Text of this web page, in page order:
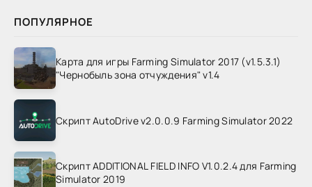
ПОПУЛЯРНОЕ
Карта для игры Farming Simulator 2017 (v1.5.3.1)
"Чернобыль зона отчуждения" v1.4
Скрипт AutoDrive v2.0.0.9 Farming Simulator 2022
Скрипт ADDITIONAL FIELD INFO V1.0.2.4 для Farming
Simulator 2019